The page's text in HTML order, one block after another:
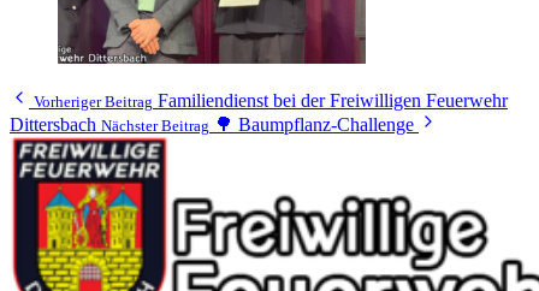
Vorheriger Beitrag Familiendienst bei der Freiwilligen Feuerwehr
Dittersbach Nächster Beitrag 🌳 Baumpflanz-Challenge